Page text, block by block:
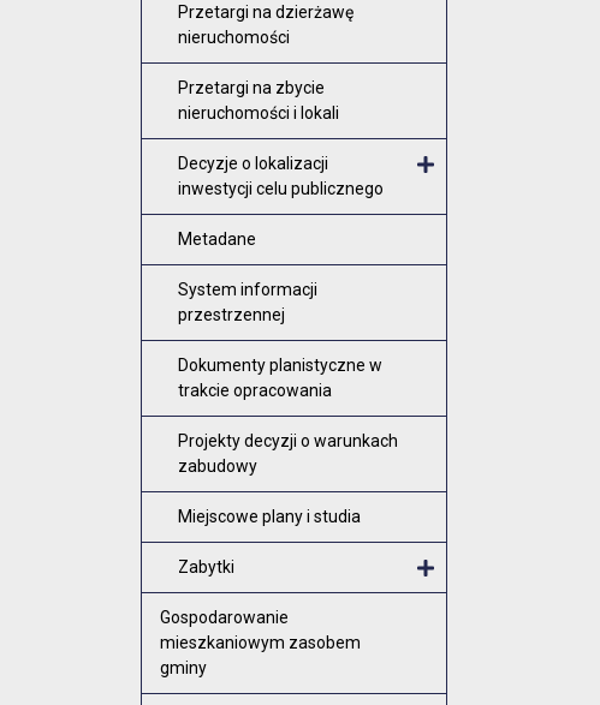
Przetargi na dzierżawę
nieruchomości
Przetargi na zbycie
nieruchomości i lokali
Decyzje o lokalizacji
inwestycji celu publicznego
Metadane
System informacji
przestrzennej
Dokumenty planistyczne w
trakcie opracowania
Projekty decyzji o warunkach
zabudowy
Miejscowe plany i studia
Zabytki
Gospodarowanie
mieszkaniowym zasobem
gminy